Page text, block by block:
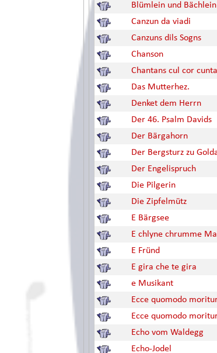
Blümlein und Bächlein
Canzun da viadi
Canzuns dils Sogns
Chanson
Chantans cul cor
Das Mutterhez.
Denket dem Herrn
Der 46. Psalm Davids
Der Bärgahorn
Der Bergsturz zu
Der Engelispruch
Die Pilgerin
Die Zipfelmütz
E Bärgsee
E chlyne chrumme Ma
E Fründ
E gira che te gira
e Musikant
Ecce quomodo
Ecce quomodo
Echo vom Waldegg
Echo-Jodel